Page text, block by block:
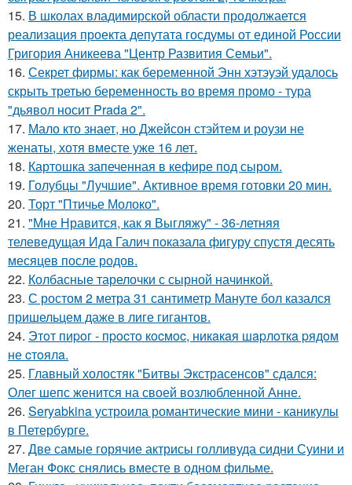
15. В школах владимирской области продолжается
реализация проекта депутата госдумы от единой России
Григория Аникеева "Центр Развития Семьи".
16. Секрет фирмы: как беременной Энн хэтэуэй удалось
скрыть третью беременность во время промо - тура
"дьявол носит Prada 2".
17. Мало кто знает, но Джейсон стэйтем и роузи не
женаты, хотя вместе уже 16 лет.
18. Картошка запеченная в кефире под сыром.
19. Голубцы "Лучшие". Активное время готовки 20 мин.
20. Торт "Птичье Молоко".
21. "Мне Нравится, как я Выгляжу" - 36-летняя
телеведущая Ида Галич показала фигуру спустя десять
месяцев после родов.
22. Колбасные тарелочки с сырной начинкой.
23. С ростом 2 метра 31 сантиметр Мануте бол казался
пришельцем даже в лиге гигантов.
24. Этoт пиpoг - пpocтo кocмoc, никaкaя шapлoткa pядoм
не cтoялa.
25. Главный холостяк "Битвы Экстрасенсов" сдался:
Олег шепс женится на своей возлюбленной Анне.
26. Seryabkina устроила романтические мини - каникулы
в Петербурге.
27. Две самые горячие актрисы голливуда сидни Суини и
Меган Фокс снялись вместе в одном фильме.